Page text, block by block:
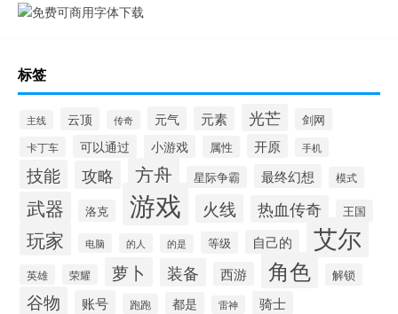
标签
主线 云顶 传奇 元气 元素 光芒 剑网
卡丁车 可以通过 小游戏 属性 开原 手机
技能 攻略 方舟 星际争霸 最终幻想 模式
武器 洛克 游戏 火线 热血传奇 王国
玩家 电脑 的人 的是 等级 自己的 艾尔
英雄 荣耀 萝卜 装备 西游 角色 解锁
谷物 账号 跑跑 都是 雷神 骑士